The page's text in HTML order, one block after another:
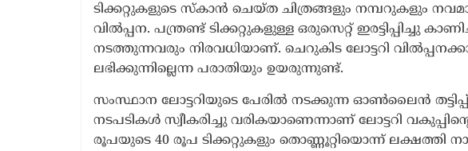
ടിക്കറ്റുകളുടെ സ്‌കാൻ ചെയ്ത ചിത്രങ്ങളും നമ്പറുകളും
വിൽപ്പന. പന്ത്രണ്ട് ടിക്കറ്റുകളുള്ള ഒരുസെറ്റ് ഇരട്ടിപ്പിച്ചു
നടത്തുന്നവരും നിരവധിയാണ്. ചെറുകിട ലോട്ടറി
ലഭിക്കുന്നില്ലെന്ന പരാതിയും ഉയരുന്നുണ്ട്.
സംസ്ഥാന ലോട്ടറിയുടെ പേരിൽ നടക്കുന്ന ഓൺലൈൻ
നടപടികൾ സ്വീകരിച്ചു വരികയാണെന്നാണ് ലോട്ടറി
രൂപയുടെ 40 രൂപ ടിക്കറ്റുകളും തൊണ്ണൂറ്റിയൊന്ന് ലക്ഷത്തി